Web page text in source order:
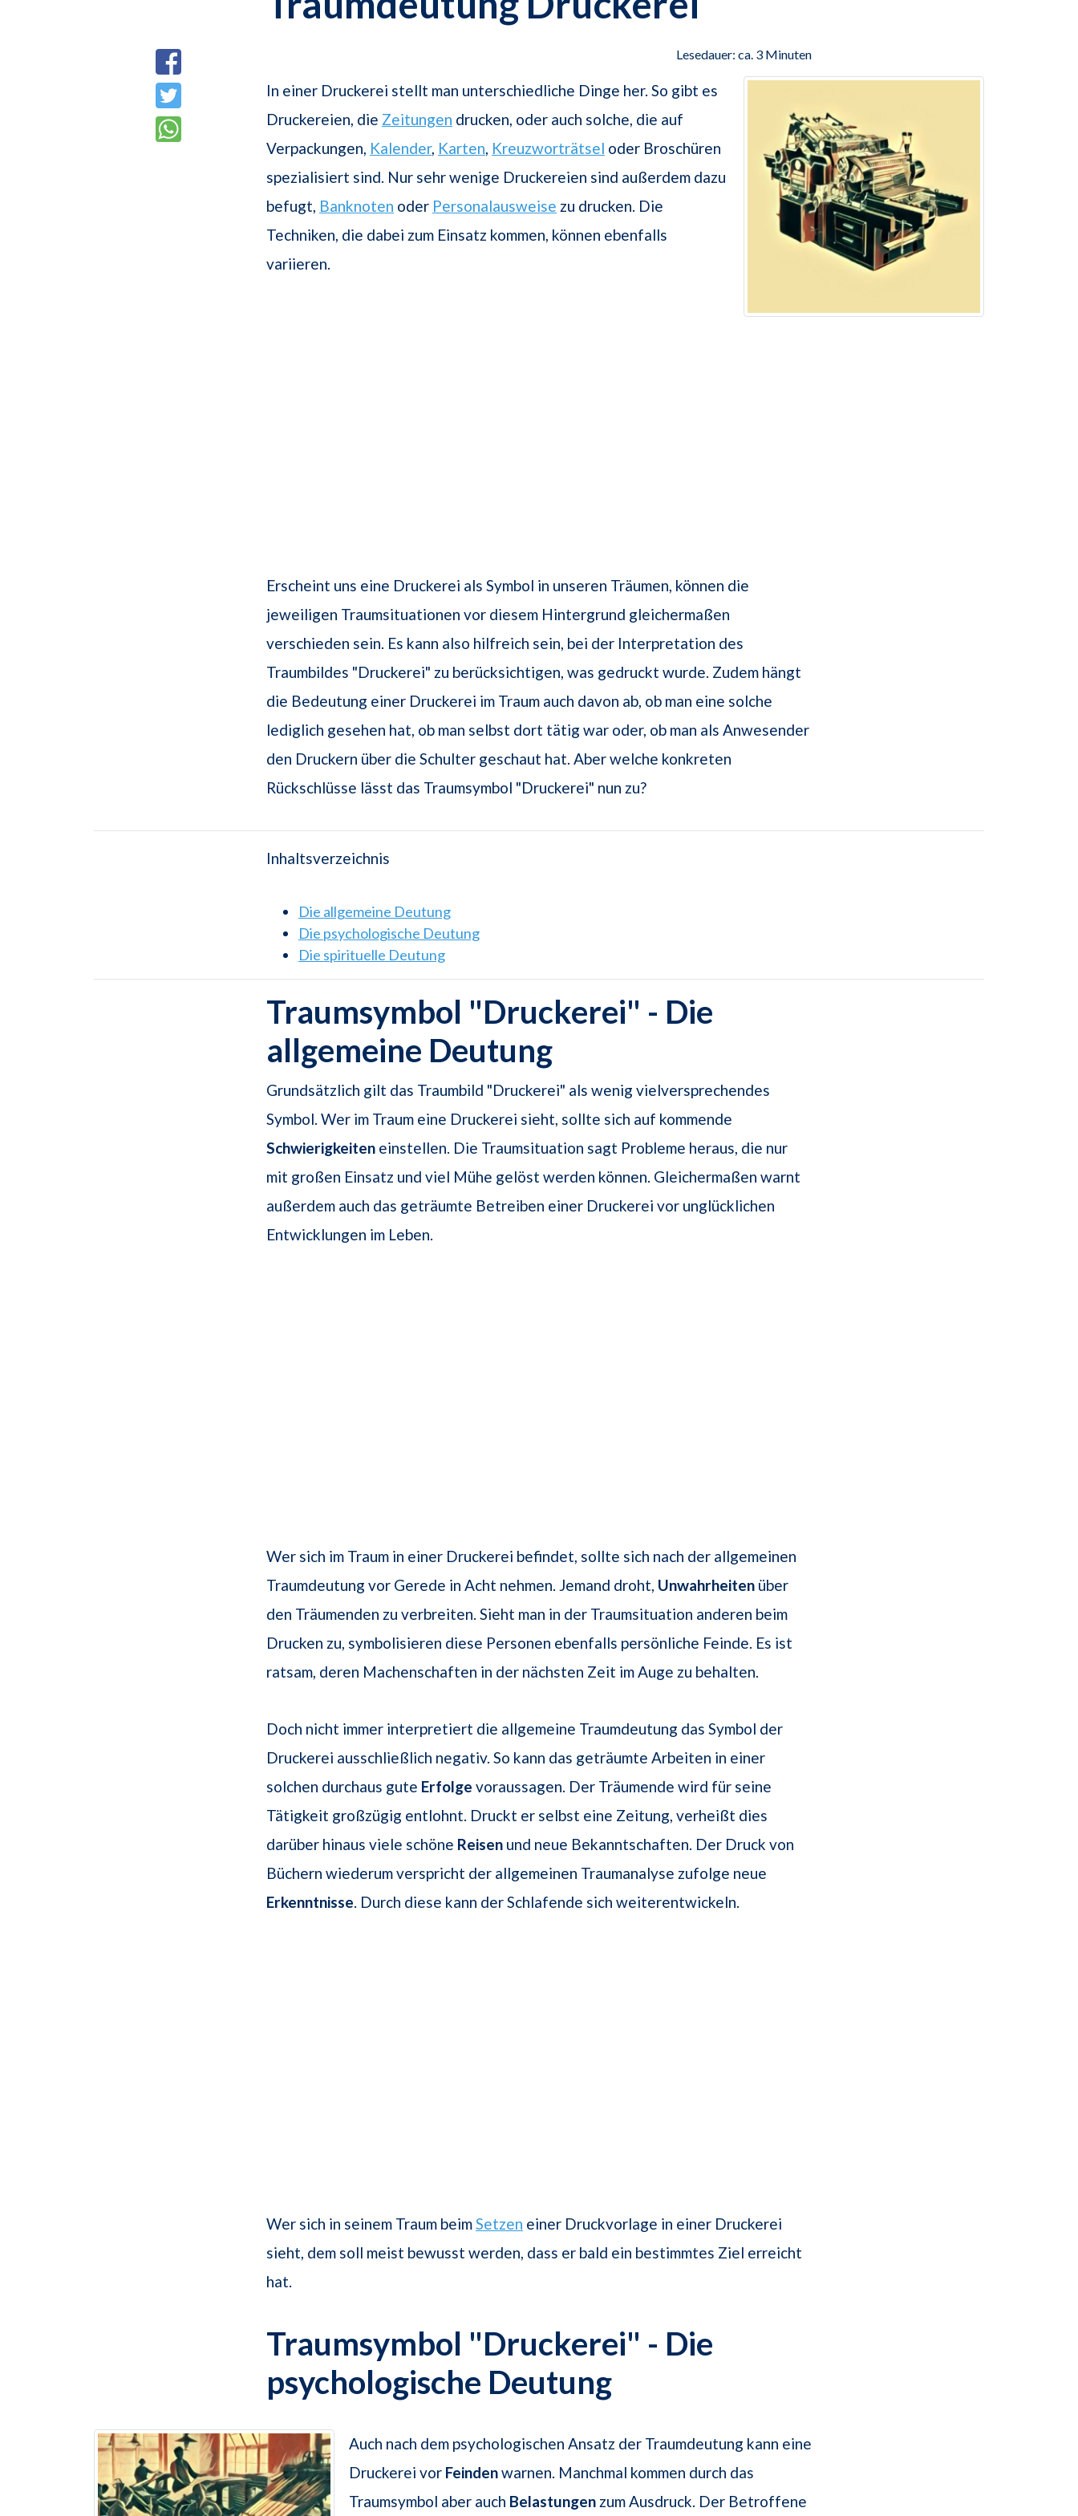
Lesedauer: ca. 3 Minuten
In einer Druckerei stellt man unterschiedliche Dinge her. So gibt es
Druckereien, die Zeitungen drucken, oder auch solche, die auf
Verpackungen, Kalender, Karten, Kreuzworträtsel oder Broschüren
spezialisiert sind. Nur sehr wenige Druckereien sind außerdem dazu
befugt, Banknoten oder Personalausweise zu drucken. Die
Techniken, die dabei zum Einsatz kommen, können ebenfalls
variieren.
Erscheint uns eine Druckerei als Symbol in unseren Träumen, können die
jeweiligen Traumsituationen vor diesem Hintergrund gleichermaßen
verschieden sein. Es kann also hilfreich sein, bei der Interpretation des
Traumbildes "Druckerei" zu berücksichtigen, was gedruckt wurde. Zudem hängt
die Bedeutung einer Druckerei im Traum auch davon ab, ob man eine solche
lediglich gesehen hat, ob man selbst dort tätig war oder, ob man als Anwesender
den Druckern über die Schulter geschaut hat. Aber welche konkreten
Rückschlüsse lässt das Traumsymbol "Druckerei" nun zu?
Inhaltsverzeichnis
Die allgemeine Deutung
Die psychologische Deutung
Die spirituelle Deutung
Traumsymbol "Druckerei" - Die
allgemeine Deutung
Grundsätzlich gilt das Traumbild "Druckerei" als wenig vielversprechendes
Symbol. Wer im Traum eine Druckerei sieht, sollte sich auf kommende
Schwierigkeiten einstellen. Die Traumsituation sagt Probleme heraus, die nur
mit großen Einsatz und viel Mühe gelöst werden können. Gleichermaßen warnt
außerdem auch das geträumte Betreiben einer Druckerei vor unglücklichen
Entwicklungen im Leben.
Wer sich im Traum in einer Druckerei befindet, sollte sich nach der allgemeinen
Traumdeutung vor Gerede in Acht nehmen. Jemand droht, Unwahrheiten über
den Träumenden zu verbreiten. Sieht man in der Traumsituation anderen beim
Drucken zu, symbolisieren diese Personen ebenfalls persönliche Feinde. Es ist
ratsam, deren Machenschaften in der nächsten Zeit im Auge zu behalten.
Doch nicht immer interpretiert die allgemeine Traumdeutung das Symbol der
Druckerei ausschließlich negativ. So kann das geträumte Arbeiten in einer
solchen durchaus gute Erfolge voraussagen. Der Träumende wird für seine
Tätigkeit großzügig entlohnt. Druckt er selbst eine Zeitung, verheißt dies
darüber hinaus viele schöne Reisen und neue Bekanntschaften. Der Druck von
Büchern wiederum verspricht der allgemeinen Traumanalyse zufolge neue
Erkenntnisse. Durch diese kann der Schlafende sich weiterentwickeln.
Wer sich in seinem Traum beimSetzen einer Druckvorlage in einer Druckerei
sieht, dem soll meist bewusst werden, dass er bald ein bestimmtes Ziel erreicht
hat.
Traumsymbol "Druckerei" - Die
psychologische Deutung
Auch nach dem psychologischen Ansatz der Traumdeutung kann eine
Druckerei vor Feindenwarnen. Manchmal kommen durch das
Traumsymbol aber auch Belastungen zum Ausdruck. Der Betroffene